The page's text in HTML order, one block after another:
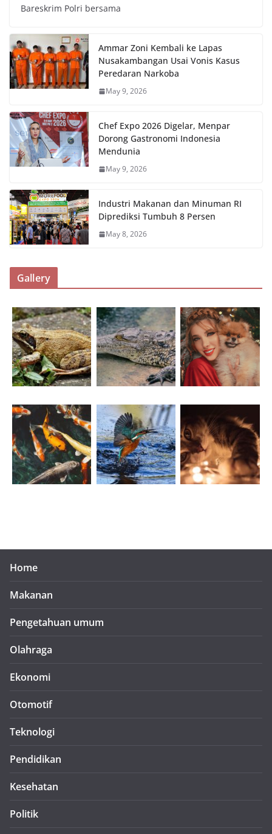
Bareskrim Polri bersama
Ammar Zoni Kembali ke Lapas
Nusakambangan Usai Vonis Kasus
Peredaran Narkoba
May 9, 2026
Chef Expo 2026 Digelar, Menpar
Dorong Gastronomi Indonesia
Mendunia
May 9, 2026
Industri Makanan dan Minuman RI
Diprediksi Tumbuh 8 Persen
May 8, 2026
Gallery
Home
Makanan
Pengetahuan umum
Olahraga
Ekonomi
Otomotif
Teknologi
Pendidikan
Kesehatan
Politik